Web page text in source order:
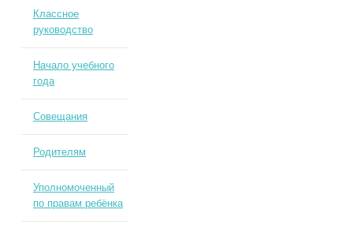
Классное
руководство
Начало учебного
года
Совещания
Родителям
Уполномоченный
по правам ребёнка